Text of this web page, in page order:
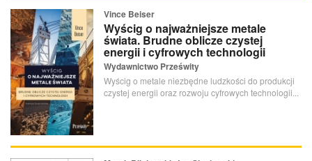
Vince Beiser
Wyścig o najważniejsze metale
świata. Brudne oblicze czystej
energii i cyfrowych technologii
Wydawnictwo Prześwity
Wyścig o metale niezbędne ludzkości do produkcji
czystej energii oraz rozwoju cyfrowych technologii...